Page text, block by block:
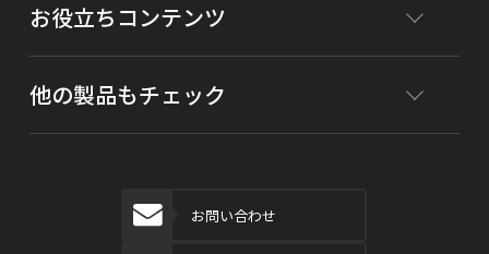
お役立ちコンテンツ
他の製品もチェック
お問い合わせ